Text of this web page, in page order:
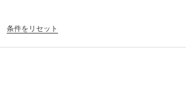
条件をリセット